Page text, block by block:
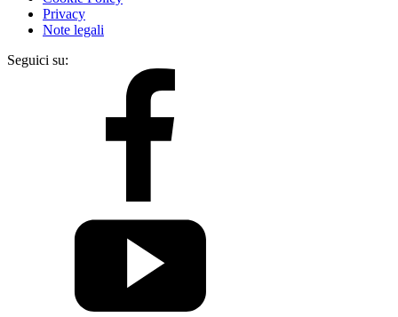
Privacy
Note legali
Seguici su: